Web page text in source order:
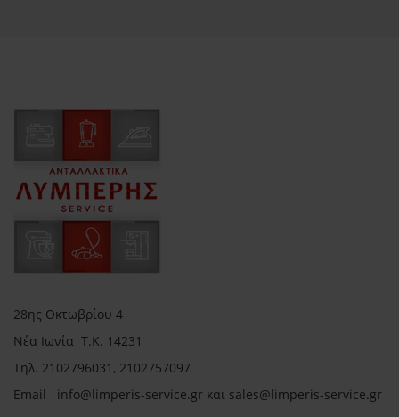
28ης Οκτωβρίου 4
Νέα Ιωνία Τ.Κ. 14231
Τηλ. 2102796031, 2102757097
Email info@limperis-service.gr και sales@limperis-service.gr